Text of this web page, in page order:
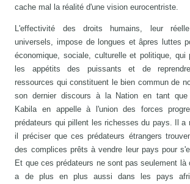
cache mal la réalité d'une vision eurocentriste.
L'effectivité des droits humains, leur
universels, impose de longues et âpres luttes
économique, sociale, culturelle et politique, qui
les appétits des puissants et de
ressources qui constituent le bien commun de
son dernier discours à la Nation en tant que
Kabila en appelle à l'union des forces
prédateurs qui pillent les richesses du pays. Il a
il préciser que ces prédateurs étrangers
des complices prêts à vendre leur pays pour
Et que ces prédateurs ne sont pas seulement
a de plus en plus aussi dans les pays